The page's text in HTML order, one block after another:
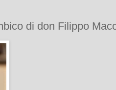
di don Filippo